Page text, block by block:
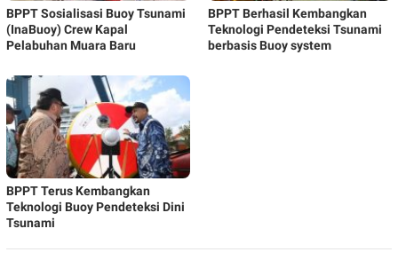
BPPT Sosialisasi Buoy Tsunami
(InaBuoy) Crew Kapal
Pelabuhan Muara Baru
BPPT Berhasil Kembangkan
Teknologi Pendeteksi Tsunami
berbasis Buoy system
BPPT Terus Kembangkan
Teknologi Buoy Pendeteksi Dini
Tsunami